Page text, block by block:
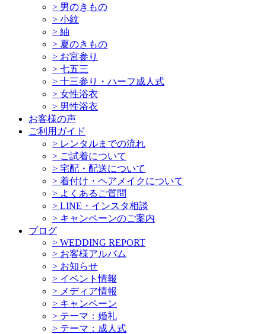
> 男のきもの
> 小紋
> 紬
> 夏のきもの
> お宮参り
> 七五三
> 十三参り・ハーフ成人式
> 女性浴衣
> 男性浴衣
お客様の声
ご利用ガイド
> レンタルまでの流れ
> ご試着について
> 宅配・配送について
> 着付け・ヘアメイクについて
> よくあるご質問
> LINE・インスタ相談
> キャンペーンのご案内
ブログ
> WEDDING REPORT
> お客様アルバム
> お知らせ
> イベント情報
> メディア情報
> キャンペーン
> テーマ：婚礼
> テーマ：成人式